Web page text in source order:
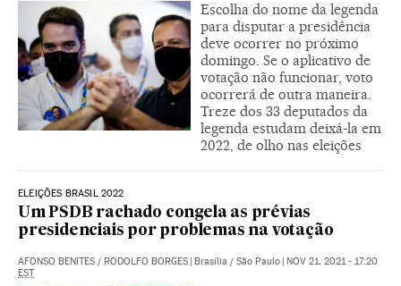
Escolha do nome da legenda
para disputar a presidência
deve ocorrer no próximo
domingo. Se o aplicativo de
votação não funcionar, voto
ocorrerá de outra maneira.
Treze dos 33 deputados da
legenda estudam deixá-la em
2022, de olho nas eleições
ELEIÇÕES BRASIL 2022
Um PSDB rachado congela as prévias
presidenciais por problemas na votação
AFONSO BENITES / RODOLFO BORGES | Brasília / São Paulo | NOV 21, 2021 - 17:20
EST